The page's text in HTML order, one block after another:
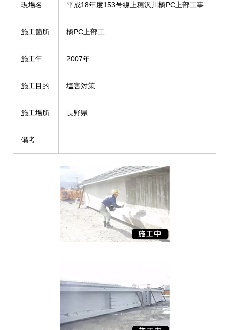
現場名 平成18年度153号線上穂沢川橋PC上部工事
施工箇所 橋PC上部工
施工年 2007年
施工目的 塩害対策
施工場所 長野県
備考